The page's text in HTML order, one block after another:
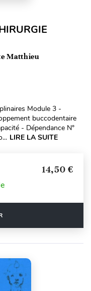
Matthieu
Module 3 -
buccodentaire
- Dépendance N°
LIRE LA SUITE
14,50 €